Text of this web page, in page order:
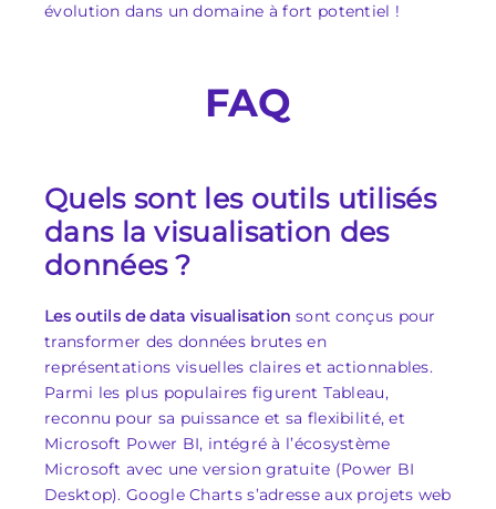
évolution dans un domaine à fort potentiel !
FAQ
Quels sont les outils utilisés
dans la visualisation des
données ?
Les outils de data visualisation sont conçus pour
transformer des données brutes en
représentations visuelles claires et actionnables.
Parmi les plus populaires figurent Tableau,
reconnu pour sa puissance et sa flexibilité, et
Microsoft Power BI, intégré à l’écosystème
Microsoft avec une version gratuite (Power BI
Desktop). Google Charts s’adresse aux projets web